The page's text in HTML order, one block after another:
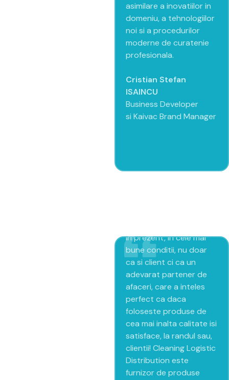
asimilare a inovatiilor in
domeniu, a tehnologiilor
noi si a procedurilor
moderne de curatenie
profesionala.
Cristian Stefan
ISAINCU
Business Developer
si Kaivac Brand Manager
in prezent, in cele mai
bune conditii, nu doar
ca si client ci ca un
adevarat partener de
afaceri, care a inteles
perfect ca daca
foloseste produse de
cea mai inalta calitate isi
satisface, la randul sau,
clientii! Cleaning Logistic
Distribution este
furnizor de produse